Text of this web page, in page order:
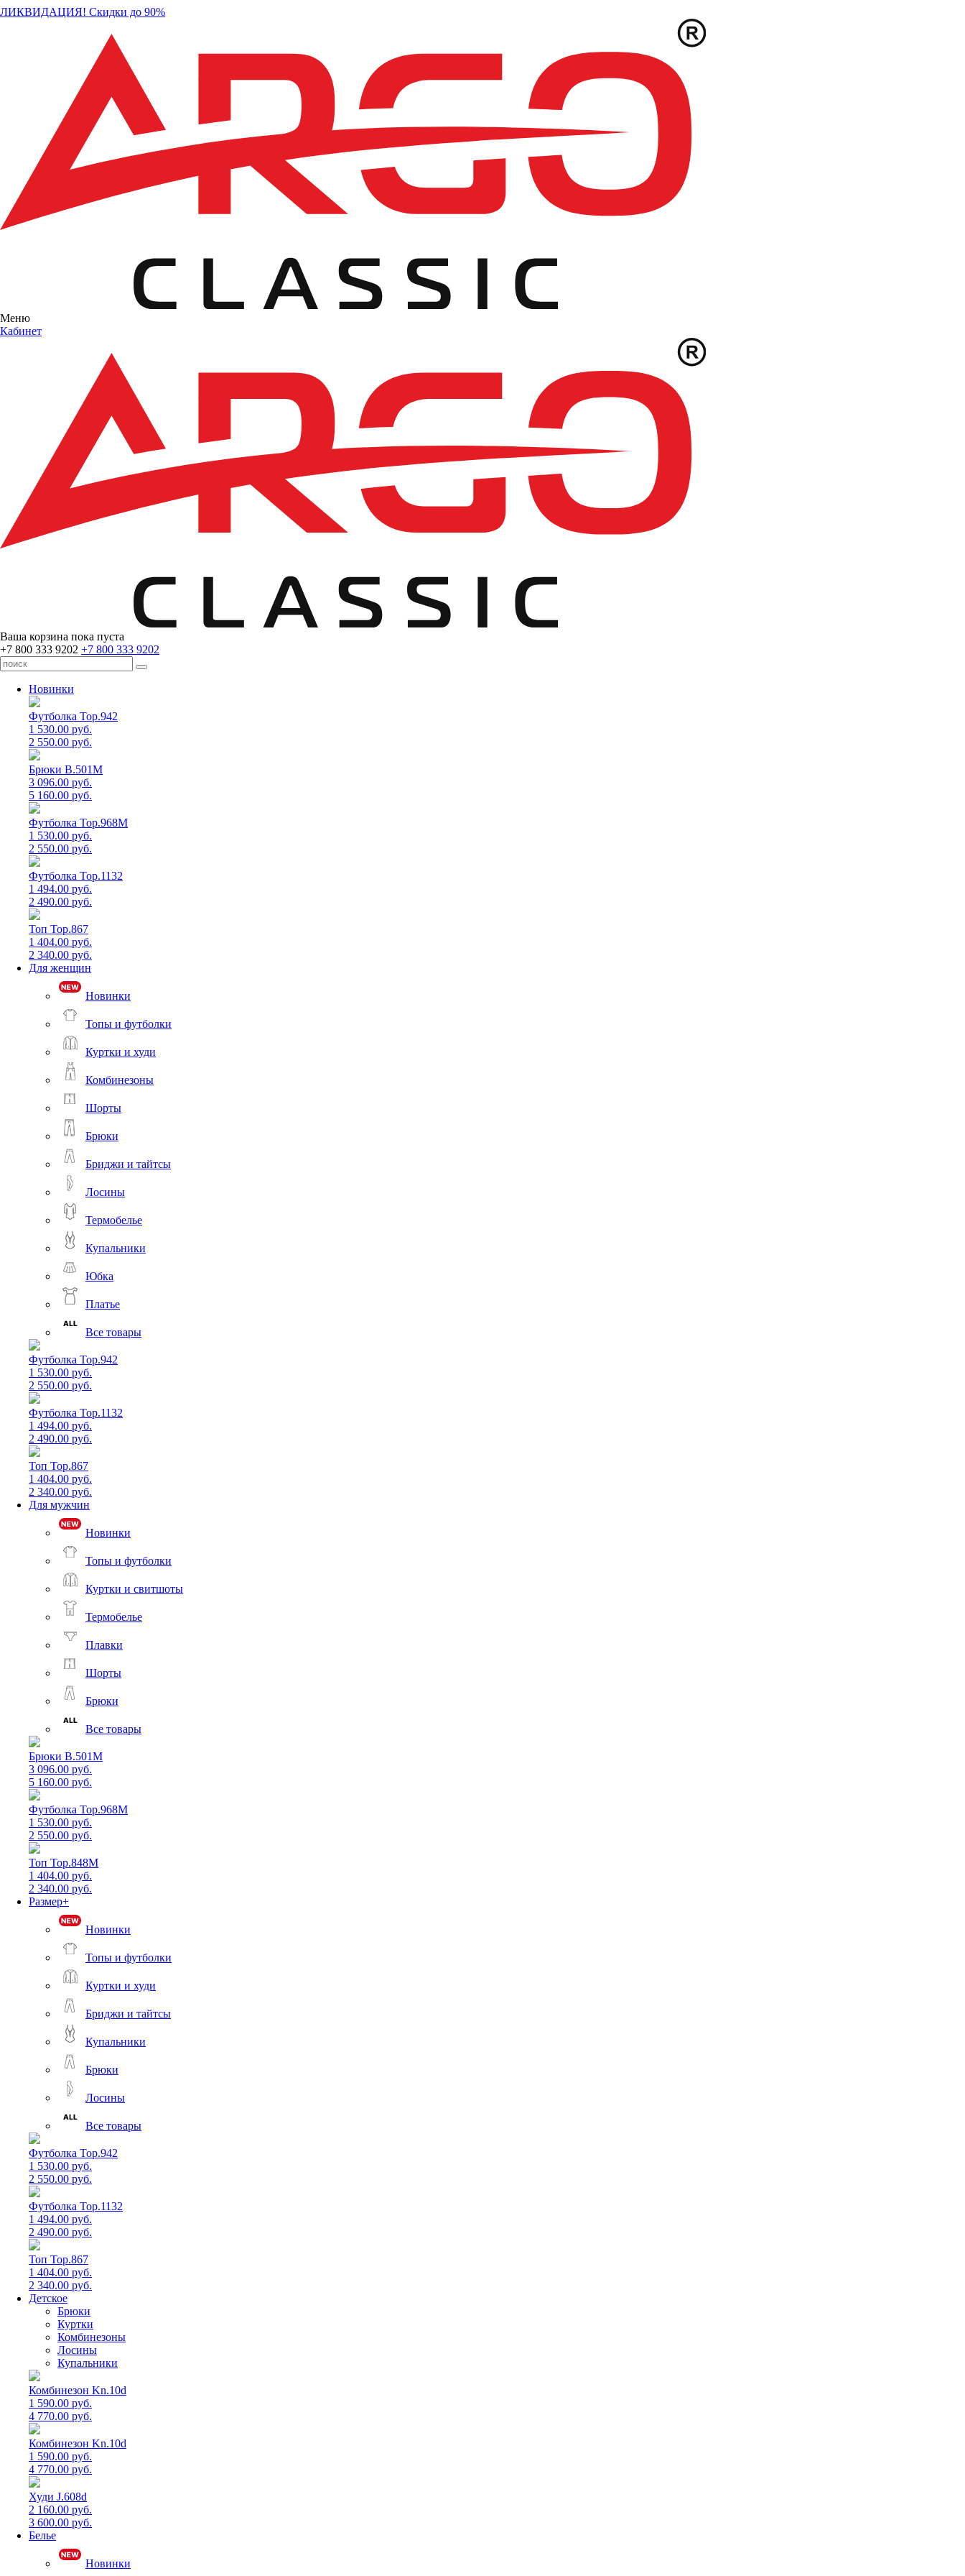
ЛИКВИДАЦИЯ! Скидки до 90%
Меню
Кабинет
Ваша корзина пока пуста
+7 800 333 9202 +7 800 333 9202
Новинки
Футболка Top.942
1 530.00 руб.
2 550.00 руб.
Брюки B.501M
3 096.00 руб.
5 160.00 руб.
Футболка Top.968M
1 530.00 руб.
2 550.00 руб.
Футболка Top.1132
1 494.00 руб.
2 490.00 руб.
Топ Top.867
1 404.00 руб.
2 340.00 руб.
Для женщин
Новинки
Топы и футболки
Куртки и худи
Комбинезоны
Шорты
Брюки
Бриджи и тайтсы
Лосины
Термобелье
Купальники
Юбка
Платье
Все товары
Футболка Top.942
1 530.00 руб.
2 550.00 руб.
Футболка Top.1132
1 494.00 руб.
2 490.00 руб.
Топ Top.867
1 404.00 руб.
2 340.00 руб.
Для мужчин
Новинки
Топы и футболки
Куртки и свитшоты
Термобелье
Плавки
Шорты
Брюки
Все товары
Брюки B.501M
3 096.00 руб.
5 160.00 руб.
Футболка Top.968M
1 530.00 руб.
2 550.00 руб.
Топ Top.848M
1 404.00 руб.
2 340.00 руб.
Размер+
Новинки
Топы и футболки
Куртки и худи
Бриджи и тайтсы
Купальники
Брюки
Лосины
Все товары
Футболка Top.942
1 530.00 руб.
2 550.00 руб.
Футболка Top.1132
1 494.00 руб.
2 490.00 руб.
Топ Top.867
1 404.00 руб.
2 340.00 руб.
Детское
Брюки
Куртки
Комбинезоны
Лосины
Купальники
Комбинезон Kn.10d
1 590.00 руб.
4 770.00 руб.
Комбинезон Kn.10d
1 590.00 руб.
4 770.00 руб.
Худи J.608d
2 160.00 руб.
3 600.00 руб.
Белье
Новинки